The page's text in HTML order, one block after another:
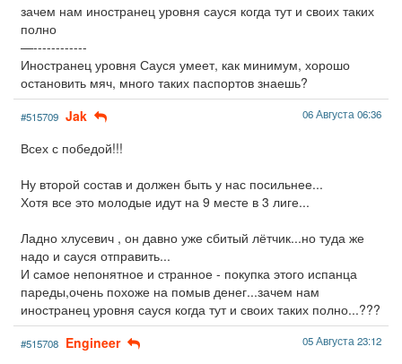
зачем нам иностранец уровня сауся когда тут и своих таких
полно
—------------
Иностранец уровня Сауся умеет, как минимум, хорошо
остановить мяч, много таких паспортов знаешь?
#515709 Jak 06 Августа 06:36
Всех с победой!!!
Ну второй состав и должен быть у нас посильнее...
Хотя все это молодые идут на 9 месте в 3 лиге...
Ладно хлусевич , он давно уже сбитый лётчик...но туда же
надо и сауся отправить...
И самое непонятное и странное - покупка этого испанца
пареды,очень похоже на помыв денег...зачем нам
иностранец уровня сауся когда тут и своих таких полно...???
#515708 Engineer 05 Августа 23:12